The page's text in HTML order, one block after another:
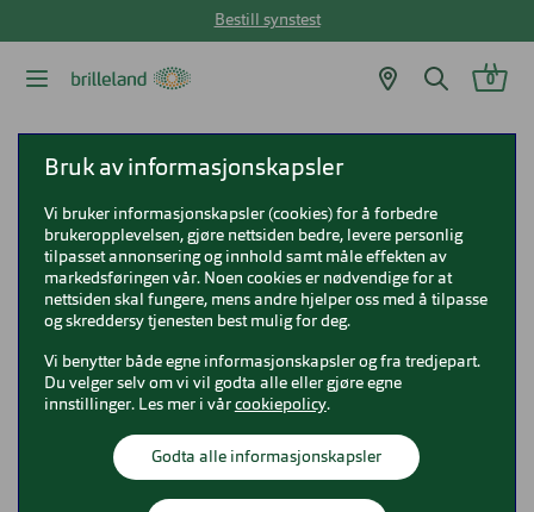
Bestill synstest
0
iWear Hydro Astigmatism
Du søkte etter:
Proclear Toric
Toriske
Bruk av informasjonskapsler
Vi bruker informasjonskapsler (cookies) for å forbedre
brukeropplevelsen, gjøre nettsiden bedre, levere personlig
tilpasset annonsering og innhold samt måle effekten av
markedsføringen vår. Noen cookies er nødvendige for at
nettsiden skal fungere, mens andre hjelper oss med å tilpasse
og skreddersy tjenesten best mulig for deg.
Vi benytter både egne informasjonskapsler og fra tredjepart.
Du velger selv om vi vil godta alle eller gjøre egne
innstillinger. Les mer i vår cookiepolicy.
Godta alle informasjonskapsler